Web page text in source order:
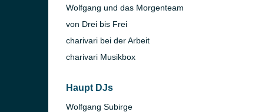
Wolfgang und das Morgenteam
von Drei bis Frei
charivari bei der Arbeit
charivari Musikbox
Haupt DJs
Wolfgang Subirge